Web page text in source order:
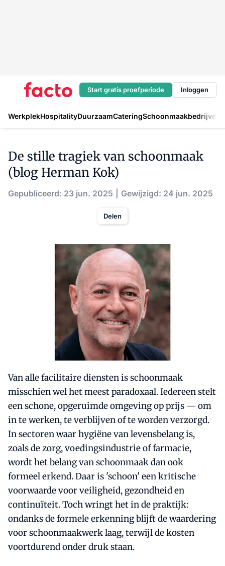
Start gratis proefperiode Inloggen
WerkplekHospitalityDuurzaamCateringSchoonmaakbedrijven
De stille tragiek van schoonmaak
(blog Herman Kok)
Gepubliceerd: 23 jun. 2025 Gewijzigd: 24 jun. 2025
Delen
Van alle facilitaire diensten is schoonmaak
misschien wel het meest paradoxaal. Iedereen stelt
een schone, opgeruimde omgeving op prijs — om
in te werken, te verblijven of te worden verzorgd.
In sectoren waar hygiëne van levensbelang is,
zoals de zorg, voedingsindustrie of farmacie,
wordt het belang van schoonmaak dan ook
formeel erkend. Daar is 'schoon' een kritische
voorwaarde voor veiligheid, gezondheid en
continuïteit. Toch wringt het in de praktijk:
ondanks de formele erkenning blijft de waardering
voor schoonmaakwerk laag, terwijl de kosten
voortdurend onder druk staan.